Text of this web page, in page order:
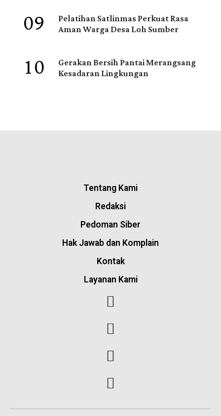
09 Pelatihan Satlinmas Perkuat Rasa
Aman Warga Desa Loh Sumber
10 Gerakan Bersih Pantai Merangsang
Kesadaran Lingkungan
Tentang Kami
Redaksi
Pedoman Siber
Hak Jawab dan Komplain
Kontak
Layanan Kami